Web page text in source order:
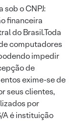
o CNPJ:
financeira
do Brasil.Toda
computadores
impedir
de
exime-se de
seus clientes,
por
A é instituição